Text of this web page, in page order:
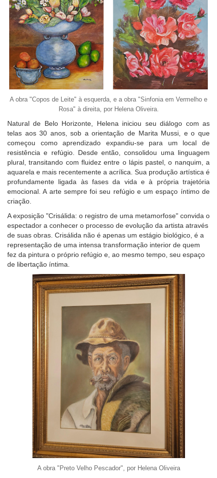
A obra "Copos de Leite" à esquerda, e a obra "Sinfonia em Vermelho e
Rosa" à direita, por Helena Oliveira.
Natural de Belo Horizonte, Helena iniciou seu diálogo com as
telas aos 30 anos, sob a orientação de Marita Mussi, e o que
começou como aprendizado expandiu-se para um local de
resistência e refúgio. Desde então, consolidou uma linguagem
plural, transitando com fluidez entre o lápis pastel, o nanquim, a
aquarela e mais recentemente a acrílica. Sua produção artística é
profundamente ligada às fases da vida e à própria trajetória
emocional. A arte sempre foi seu refúgio e um espaço íntimo de
criação.
A exposição "Crisálida: o registro de uma metamorfose" convida o
espectador a conhecer o processo de evolução da artista através
de suas obras. Crisálida não é apenas um estágio biológico, é a
representação de uma intensa transformação interior de quem
fez da pintura o próprio refúgio e, ao mesmo tempo, seu espaço
de libertação íntima.
A obra "Preto Velho Pescador", por Helena Oliveira